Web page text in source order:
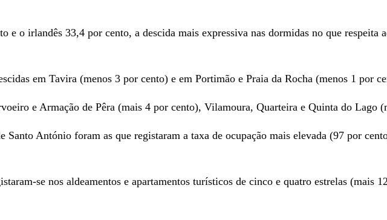
e o irlandês 33,4 por cento, a descida mais expressiva nas dormidas no que respeita
em Tavira (menos 3 por cento) e em Portimão e Praia da Rocha (menos 1 por
e Armação de Pêra (mais 4 por cento), Vilamoura, Quarteira e Quinta do Lago
António foram as que registaram a taxa de ocupação mais elevada (97 por
se nos aldeamentos e apartamentos turísticos de cinco e quatro estrelas (mais